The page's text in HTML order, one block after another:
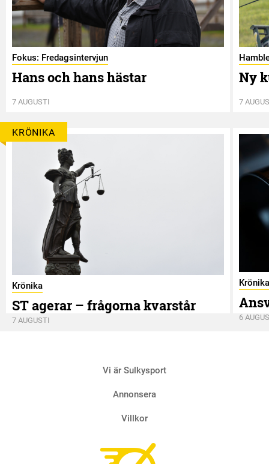
Fokus: Fredagsintervjun
Hans och hans hästar
7 AUGUSTI
Ny
7
KRÖNIKA
Krönika
ST agerar – frågorna kvarstår
7 AUGUSTI
Krönika
6
Vi är Sulkysport
Annonsera
Villkor